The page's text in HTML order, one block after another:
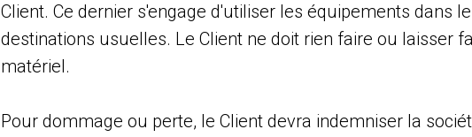
Client. Ce dernier s'engage d'utiliser les équipements dans
destinations usuelles. Le Client ne doit rien faire ou laisser
matériel.
Pour dommage ou perte, le Client devra indemniser la